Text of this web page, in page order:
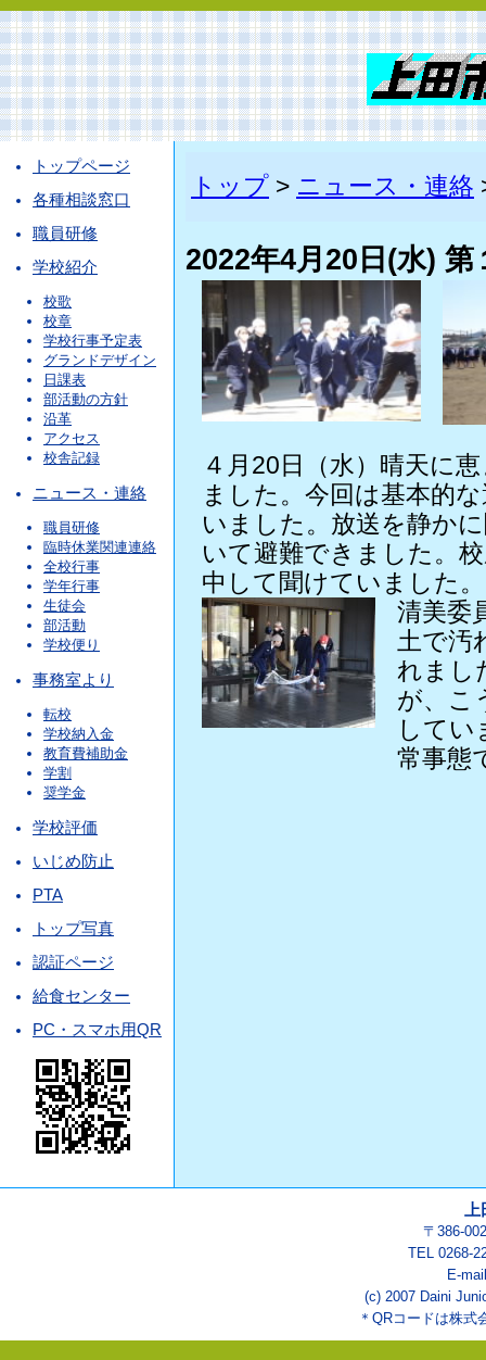
トップページ
各種相談窓口
職員研修
学校紹介
校歌
校章
学校行事予定表
グランドデザイン
日課表
部活動の方針
沿革
アクセス
校舎記録
ニュース・連絡
職員研修
臨時休業関連連絡
全校行事
学年行事
生徒会
部活動
学校便り
事務室より
転校
学校納入金
教育費補助金
学割
奨学金
学校評価
いじめ防止
PTA
トップ写真
認証ページ
給食センター
PC・スマホ用QR
トップ > ニュース・連絡
2022年4月20日(水) 第
４月20日（水）晴天に
ました。今回は基本的
いました。放送を静か
いて避難できました。
中して聞けていました。
清美委
土で汚
れまし
が、こ
してい
常事態
〒386-
TEL 0268-
E-
(c) 2007 Daini
＊QRコードは株式